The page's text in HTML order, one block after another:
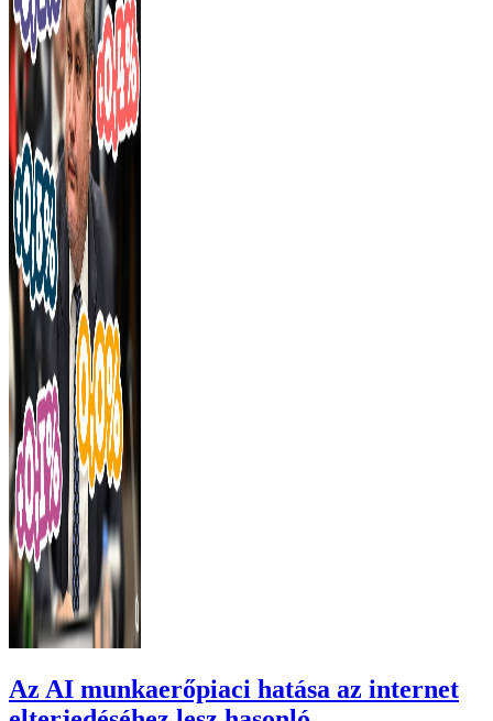
Az AI munkaerőpiaci hatása az internet